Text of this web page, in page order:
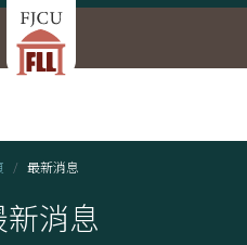
最新消息
新消息